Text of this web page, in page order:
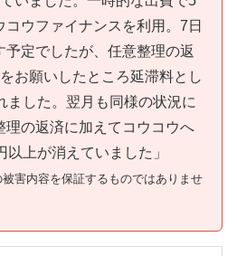
ウファイナンスを利用。7日
定でしたが、任意整理の返
お願いしたところ延滞料とし
ました。翌月も同様の状況に
理の返済に加えてコウコウへ
上が消えていました」
害内容を保証するものではありませ